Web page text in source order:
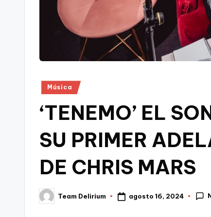
Publicado
Música
‘TENEMO’ EL
SU PRIMER
DE CHRIS MARS
Publicado
por
Team Delirium agosto 16, 2024